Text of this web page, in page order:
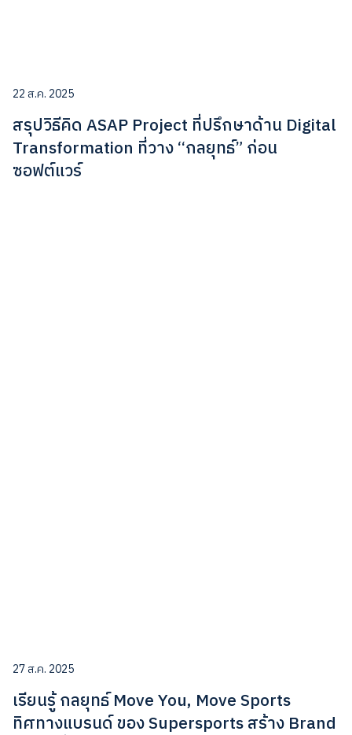
22 ส.ค. 2025
สรุปวิธีคิด ASAP Project ที่ปรึกษาด้าน Digital
Transformation ที่วาง “กลยุทธ์” ก่อน
ซอฟต์แวร์
27 ส.ค. 2025
เรียนรู้ กลยุทธ์ Move You, Move Sports
ทิศทางแบรนด์ ของ Supersports สร้าง Brand